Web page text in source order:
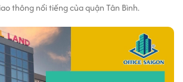
thông nổi tiếng của quận Tân Bình.